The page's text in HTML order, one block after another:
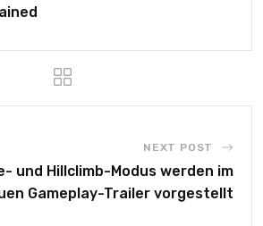
NEXT POST
und Hillclimb-Modus werden im
Gameplay-Trailer vorgestellt